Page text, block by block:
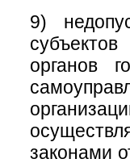
9)
органов
законами